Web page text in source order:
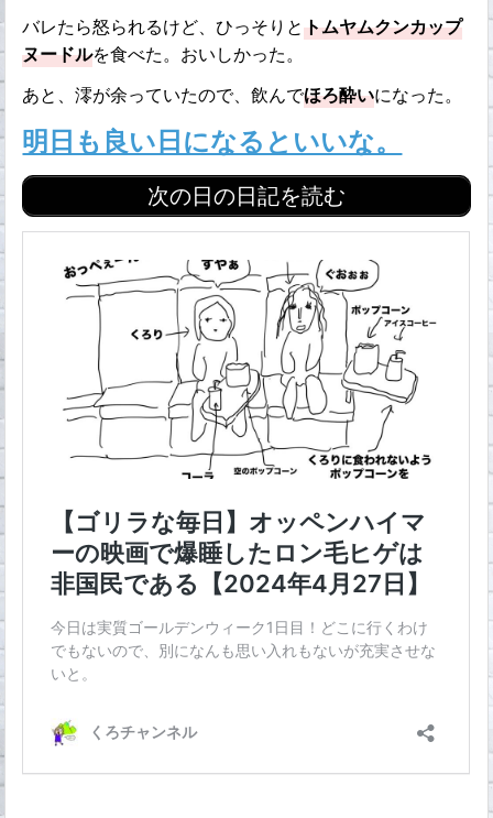
バレたら怒られるけど、ひっそりとトムヤムクンカップ
ヌードルを食べた。おいしかった。
あと、澪が余っていたので、飲んでほろ酔いになった。
明日も良い日になるといいな。
次の日の日記を読む